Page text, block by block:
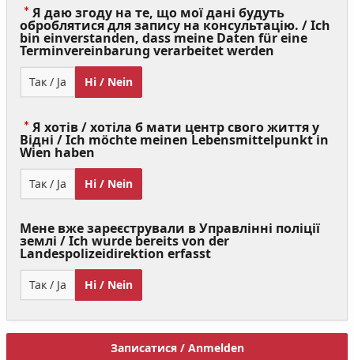
Я даю згоду на те, що мої дані будуть
оброблятися для запису на консультацію. / Ich
bin einverstanden, dass meine Daten für eine
Terminvereinbarung verarbeitet werden
Так / Ja Ні / Nein
Я хотів / хотіла б мати центр свого життя у
Відні / Ich möchte meinen Lebensmittelpunkt in
Wien haben
Required)
Так / Ja Ні / Nein
Мене вже зареєстрували в Управлінні поліції
землі / Ich wurde bereits von der
Landespolizeidirektion erfasst
Так / Ja Ні / Nein
Записатися / Anmelden